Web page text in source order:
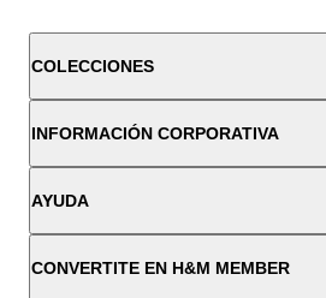
COLECCIONES
INFORMACIÓN CORPORATIVA
AYUDA
CONVERTITE EN H&M MEMBER